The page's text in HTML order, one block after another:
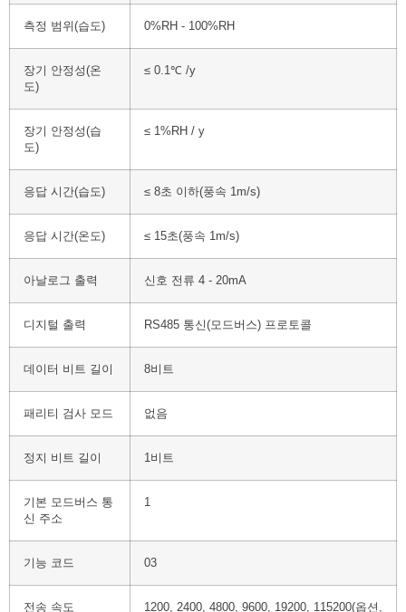
측정 범위(습도) 0%RH - 100%RH
장기 안정성(온
도)
≤ 0.1℃ /y
장기 안정성(습
도)
≤ 1%RH / y
응답 시간(습도) ≤ 8초 이하(풍속 1m/s)
응답 시간(온도) ≤ 15초(풍속 1m/s)
아날로그 출력 신호 전류 4 - 20mA
디지털 출력 RS485 통신(모드버스) 프로토콜
데이터 비트 길이 8비트
패리티 검사 모드 없음
정지 비트 길이 1비트
기본 모드버스 통
신 주소
1
기능 코드 03
전송 속도
1200, 2400, 4800, 9600, 19200, 115200(옵션,